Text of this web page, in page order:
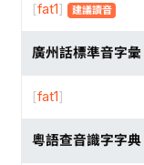
[fat1] 建議讀音
廣州話標準音字彙
[fat1]
粵語查音識字字典